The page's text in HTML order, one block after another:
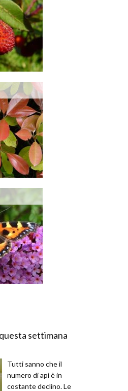
settimana
Tutti sanno che il
numero di api è in
costante declino. Le